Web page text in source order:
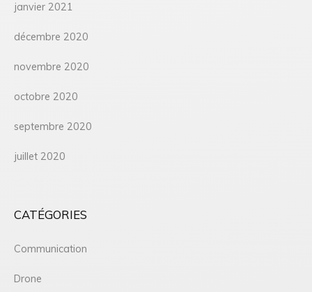
janvier 2021
décembre 2020
novembre 2020
octobre 2020
septembre 2020
juillet 2020
CATÉGORIES
Communication
Drone